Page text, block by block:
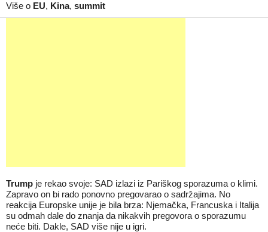
Više o EU, Kina, summit
Trump je rekao svoje: SAD izlazi iz Pariškog sporazuma o klimi.
Zapravo on bi rado ponovno pregovarao o sadržajima. No
reakcija Europske unije je bila brza: Njemačka, Francuska i Italija
su odmah dale do znanja da nikakvih pregovora o sporazumu
neće biti. Dakle, SAD više nije u igri.